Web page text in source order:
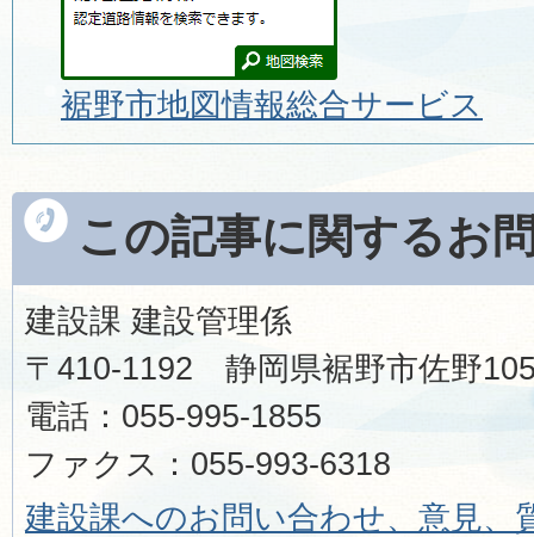
裾野市地図情報総合サービス
この記事に関するお
建設課 建設管理係
〒410-1192 静岡県裾野市佐野
電話：055-995-1855
ファクス：055-993-6318
建設課へのお問い合わせ、意見、